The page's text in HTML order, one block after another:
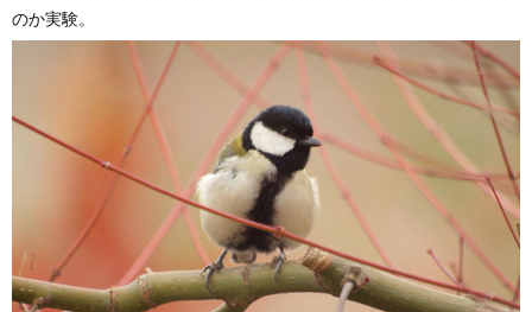
のか実験。